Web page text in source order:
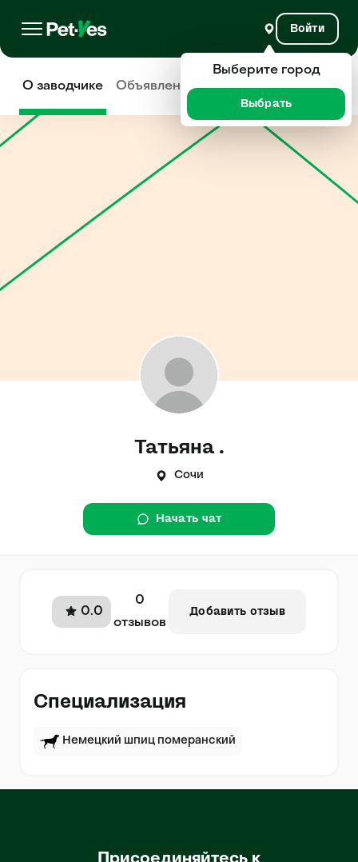
Войти
О заводчике Объявления Отзывы
Татьяна .
Сочи
Начать чат
0.0
0
отзывов
Добавить отзыв
Специализация
Немецкий шпиц померанский
Выберите город
Выбрать